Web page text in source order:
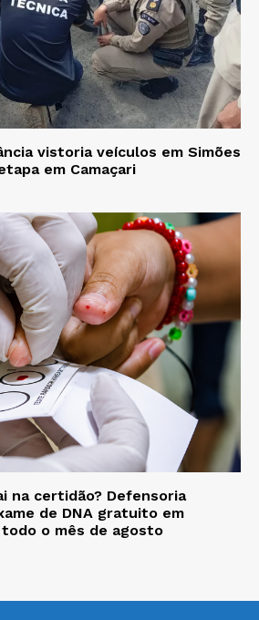
vistoria veículos em Simões
em Camaçari
na certidão? Defensoria
de DNA gratuito em
o mês de agosto